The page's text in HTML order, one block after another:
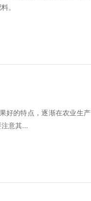
。
好的特点，逐渐在农业生产
意其...